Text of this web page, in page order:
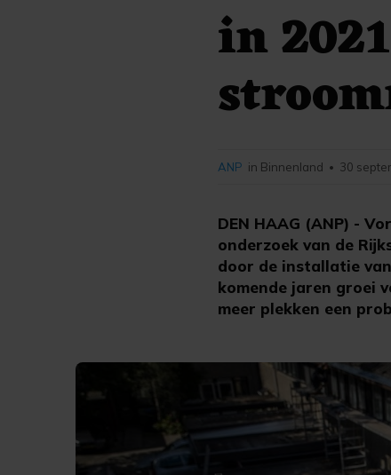
in
DEN HAAG (ANP) -
onderzoek van de
door de installatie
komende jaren groei
meer plekken een
ANP in Binnenland • 30